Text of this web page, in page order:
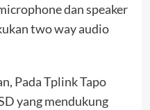
dan speaker
two way audio
Pada Tplink Tapo
yang mendukung